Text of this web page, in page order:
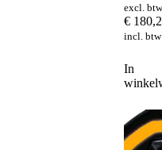
excl. btw
€
incl. btw
In